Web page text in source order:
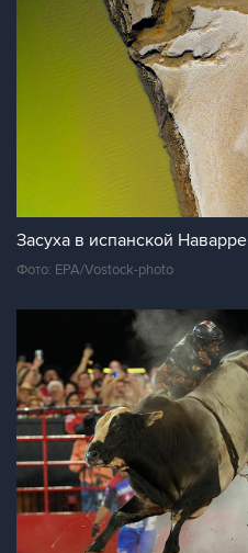
Засуха в испанской Наварре
Фото: EPA/Vostock-photo